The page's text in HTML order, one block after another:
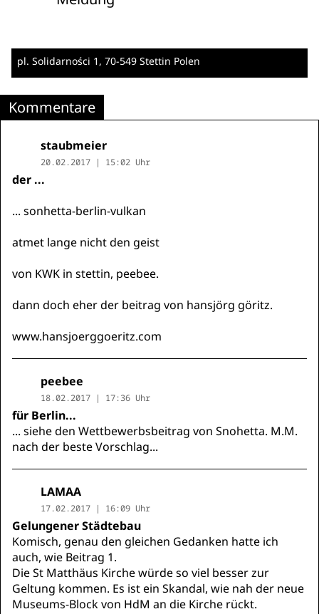
pl. Solidarności 1 , 70-549 Stettin Polen
Kommentare
staubmeier
20.02.2017 | 15:02 Uhr
der ...
... sonhetta-berlin-vulkan
atmet lange nicht den geist
von KWK in stettin, peebee.
dann doch eher der beitrag von hansjörg göritz.
www.hansjoerggoeritz.com
peebee
18.02.2017 | 17:36 Uhr
für Berlin...
... siehe den Wettbewerbsbeitrag von Snohetta. M.M.
nach der beste Vorschlag...
LAMAA
17.02.2017 | 16:09 Uhr
Gelungener Städtebau
Komisch, genau den gleichen Gedanken hatte ich
auch, wie Beitrag 1.
Die St Matthäus Kirche würde so viel besser zur
Geltung kommen. Es ist ein Skandal, wie nah der neue
Museums-Block von HdM an die Kirche rückt.